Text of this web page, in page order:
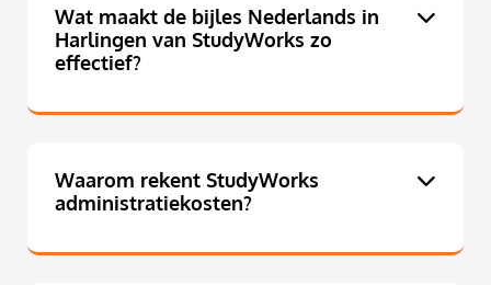
Wat maakt de bijles Nederlands in
Harlingen van StudyWorks zo
effectief?
Waarom rekent StudyWorks
administratiekosten?